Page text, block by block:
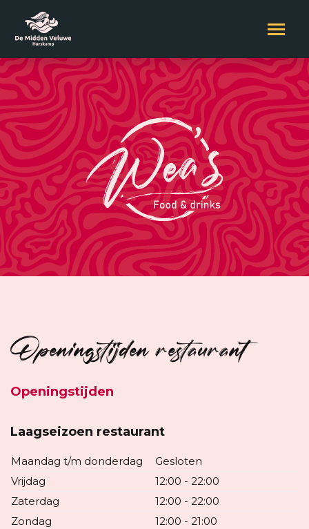
Openingstijden restaurant
Openingstijden
Laagseizoen restaurant
Maandag t/m donderdag
Gesloten
Vrijdag
12:00 - 22:00
Zaterdag
12:00 - 22:00
Zondag
12:00 - 21:00